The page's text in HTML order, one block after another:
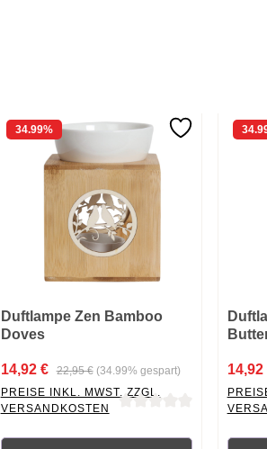
34.99%
Duftlampe Zen Bamboo
Doves
14,92 € 22,95 € (34.99% gespart)
PREISE INKL. MWST. ZZGL.
VERSANDKOSTEN
14,92